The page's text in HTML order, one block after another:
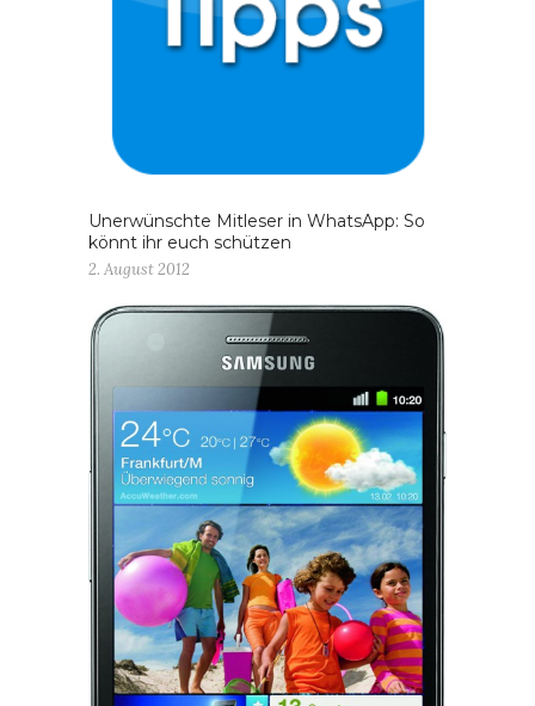
Unerwünschte Mitleser in WhatsApp: So
könnt ihr euch schützen
2. August 2012